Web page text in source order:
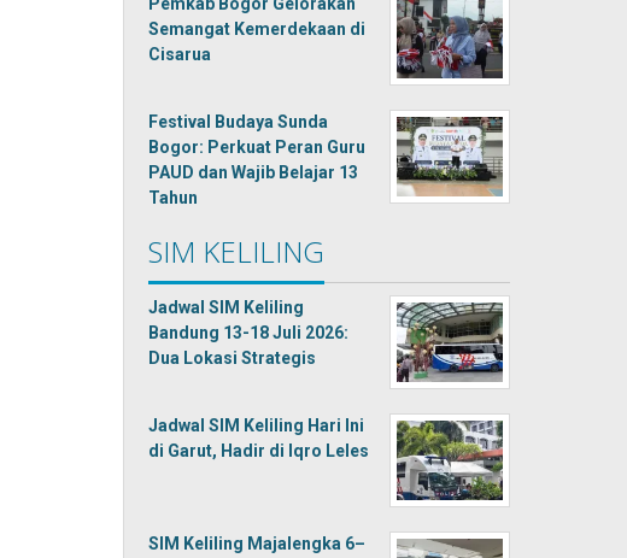
Semangat Kemerdekaan di
Cisarua
Festival Budaya Sunda
Bogor: Perkuat Peran Guru
PAUD dan Wajib Belajar 13
Tahun
SIM KELILING
Jadwal SIM Keliling
Bandung 13-18 Juli 2026:
Dua Lokasi Strategis
Jadwal SIM Keliling Hari Ini
di Garut, Hadir di Iqro Leles
SIM Keliling Majalengka 6–